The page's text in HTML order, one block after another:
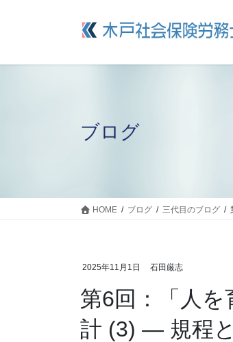
ブログ
HOME ブログ 三代目のブログ
2025年11月1日 石田厳志
第6回：「人を
計 (3) ― 規程